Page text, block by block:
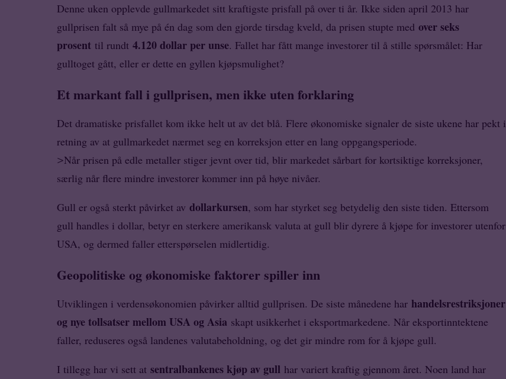
Denne uken opplevde gullmarkedet sitt kraftigste prisfall på over ti år. Ikke siden april 2013 har
gullprisen falt så mye på én dag som den gjorde tirsdag kveld, da prisen stupte med over seks
prosent til rundt 4.120 dollar per unse. Fallet har fått mange investorer til å stille spørsmålet: Har
gulltoget gått, eller er dette en gyllen kjøpsmulighet?
Et markant fall i gullprisen, men ikke uten forklaring
Det dramatiske prisfallet kom ikke helt ut av det blå. Flere økonomiske signaler de siste ukene har pekt i
retning av at gullmarkedet nærmet seg en korreksjon etter en lang oppgangsperiode.
>Når prisen på edle metaller stiger jevnt over tid, blir markedet sårbart for kortsiktige korreksjoner,
særlig når flere mindre investorer kommer inn på høye nivåer.
Gull er også sterkt påvirket av dollarkursen, som har styrket seg betydelig den siste tiden. Ettersom
gull handles i dollar, betyr en sterkere amerikansk valuta at gull blir dyrere å kjøpe for investorer utenfor
USA, og dermed faller etterspørselen midlertidig.
Geopolitiske og økonomiske faktorer spiller inn
Utviklingen i verdensøkonomien påvirker alltid gullprisen. De siste månedene har handelsrestriksjoner
og nye tollsatser mellom USA og Asia skapt usikkerhet i eksportmarkedene. Når eksportinntektene
faller, reduseres også landenes valutabeholdning, og det gir mindre rom for å kjøpe gull.
I tillegg har vi sett at sentralbankenes kjøp av gull har variert kraftig gjennom året. Noen land har